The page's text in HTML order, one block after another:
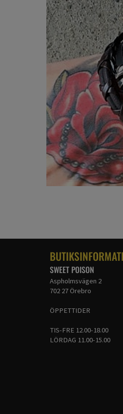
SWEET POISON
Aspholmsvägen 2
702 27 Örebro
ÖPPETTIDER
TIS-FRE 12.00-18.00
LÖRDAG 11.00-15.00